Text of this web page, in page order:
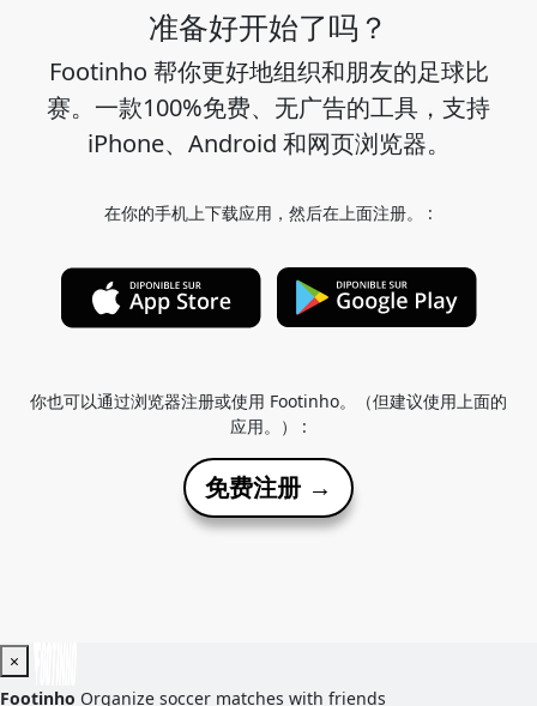
准备好开始了吗？
Footinho 帮你更好地组织和朋友的足球比
赛。一款100%免费、无广告的工具，支持
iPhone、Android 和网页浏览器。
在你的手机上下载应用，然后在上面注册。 :
你也可以通过浏览器注册或使用 Footinho。（但建议使用上面的
应用。） :
免费注册 →
×
Footinho Organize soccer matches with friends